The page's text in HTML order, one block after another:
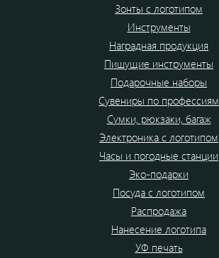
Зонты с логотипом
Инструменты
Наградная продукция
Пишущие инструменты
Подарочные наборы
Сувениры по профессиям
Сумки, рюкзаки, багаж
Электроника с логотипом
Часы и погодные станции
Эко-подарки
Посуда с логотипом
Распродажа
Нанесение логотипа
УФ печать